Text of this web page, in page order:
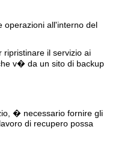
operazioni all'interno del
ripristinare il servizio ai
v� da un sito di backup
� necessario fornire gli
di recupero possa